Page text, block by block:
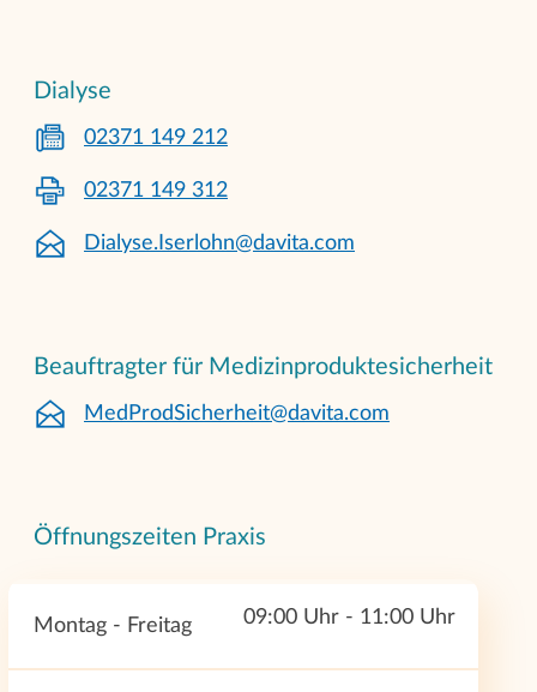
Öffnungszeiten Praxis
Montag - Freitag 09:00 Uhr - 11:00 Uhr
Dialyse
02371 149 212
02371 149 312
Dialyse.Iserlohn@davita.com
Beauftragter für Medizinproduktesicherheit
MedProdSicherheit@davita.com